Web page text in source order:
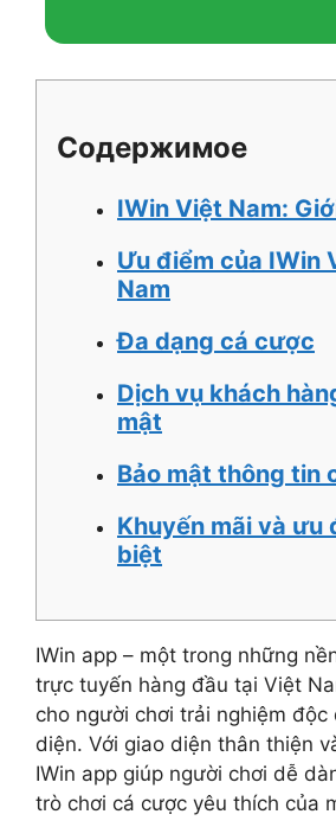
Содержимое
IWin Việt Nam:
Ưu điểm của IWin
Nam
Đa dạng cá cược
Dịch vụ khách
mật
Bảo mật thông tin
Khuyến mãi và ưu
biệt
IWin app – một trong những
trực tuyến hàng đầu tại Việt
cho người chơi trải nghiệm độc
diện. Với giao diện thân thiện
IWin app giúp người chơi dễ
trò chơi cá cược yêu thích của